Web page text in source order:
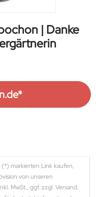
| Danke
markierten Link kaufen,
von unseren
MwSt., ggf. zzgl. Versand.